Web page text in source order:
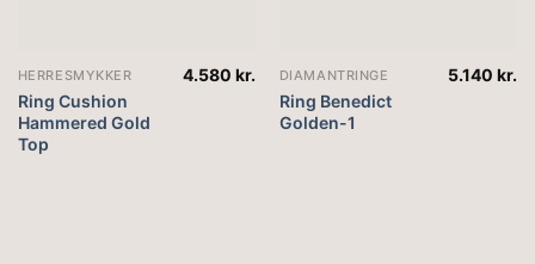
HERRESMYKKER
Ring Cushion
Hammered Gold
Top
4.580kr. DIAMANTRINGE
Ring Benedict
Golden-1
5.140kr.